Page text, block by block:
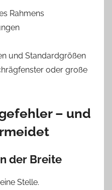
Rahmens
und Standardgrößen
oder große
– und
der Breite
Stelle.